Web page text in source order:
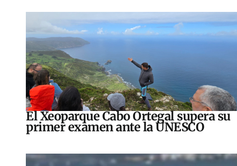
El Xeoparque Cabo Ortegal supera su
primer examen ante la UNESCO